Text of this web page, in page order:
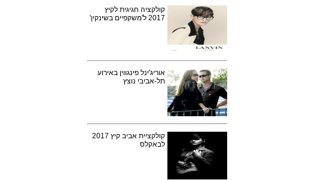
קולקציה חגיגית לקיץ
2017 ל'משקפיים בשינקין'
אוריג'ינל פינגווין באירוע
תל-אביבי נוצץ
קולקציית אביב קיץ 2017
לבאקלס